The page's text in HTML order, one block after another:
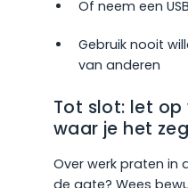
Of neem een
Gebruik nooit
van anderen
Tot slot: let
waar je het
Over werk praten in